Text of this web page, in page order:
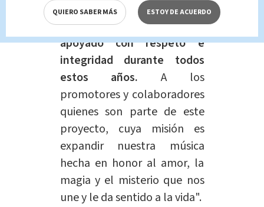
"A los medios de
comunicación, que nos han
apoyado con respeto e
integridad durante todos
estos años.A los
promotores y colaboradores
quienes son parte de este
proyecto, cuya misión es
expandir nuestra música
hecha en honor al amor, la
magia y el misterio que nos
une y le da sentido a la vida".
QUIERO SABER MÁS ESTOY DE ACUERDO